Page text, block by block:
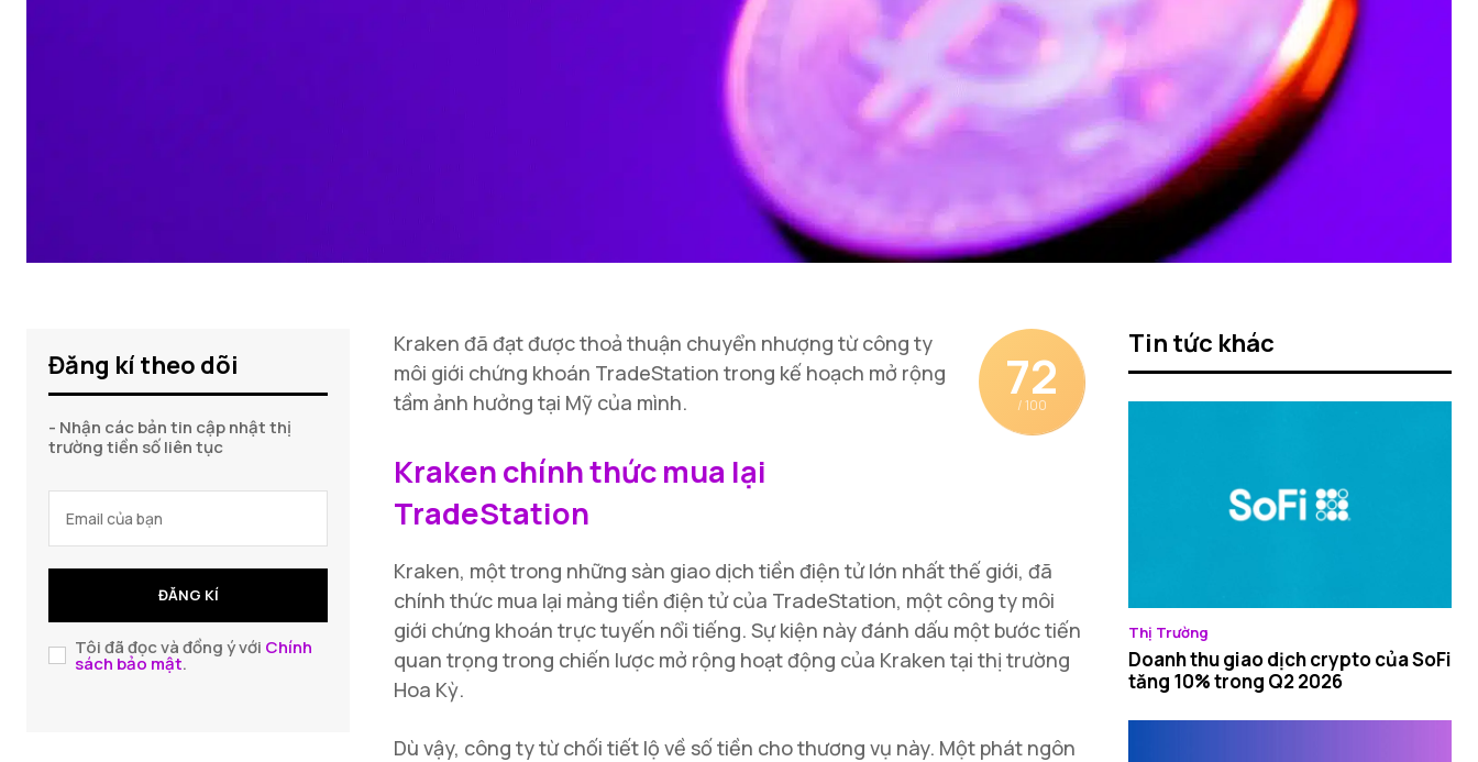
Đăng kí theo dõi
- Nhận các bản tin cập nhật thị
trường tiền số liên tục
ĐĂNG KÍ
Tôi đã đọc và đồng ý với Chính
sách bảo mật.
72
/ 100
Kraken đã đạt được thoả thuận chuyển nhượng từ công ty
môi giới chứng khoán TradeStation trong kế hoạch mở rộng
tầm ảnh hưởng tại Mỹ của mình.
Kraken chính thức mua lại
TradeStation
Kraken, một trong những sàn giao dịch tiền điện tử lớn nhất thế giới, đã
chính thức mua lại mảng tiền điện tử của TradeStation, một công ty môi
giới chứng khoán trực tuyến nổi tiếng. Sự kiện này đánh dấu một bước tiến
quan trọng trong chiến lược mở rộng hoạt động của Kraken tại thị trường
Hoa Kỳ.
Dù vậy, công ty từ chối tiết lộ về số tiền cho thương vụ này. Một phát ngôn
Tin tức khác
Thị Trường
Doanh thu giao dịch crypto của SoFi
tăng 10% trong Q2 2026